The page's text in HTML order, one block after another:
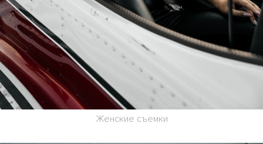
Женские съемки